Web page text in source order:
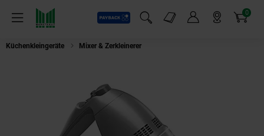
Menü
Payback
Suchfeld einblenden
Markt-Angebote 0
Artikel
Küchenkleingeräte Mixer & Zerkleinerer